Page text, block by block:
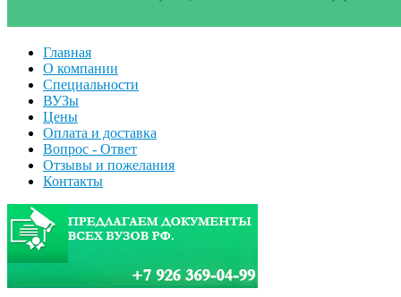
Главная
О компании
Специальности
ВУЗы
Цены
Оплата и доставка
Вопрос - Ответ
Отзывы и пожелания
Контакты